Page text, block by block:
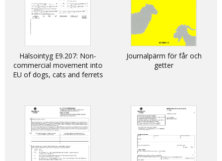
Hälsointyg E9.207: Non-
commercial movement into
EU of dogs, cats and ferrets
Journalpärm för får och
getter